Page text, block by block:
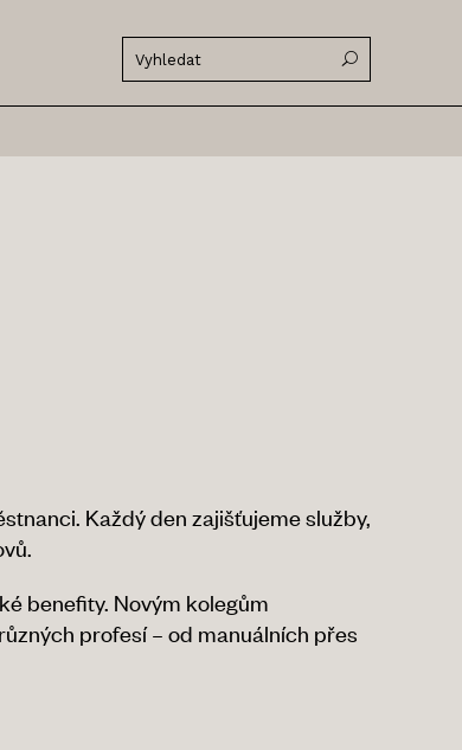
Každý den zajišťujeme služby,
benefity. Novým kolegům
profesí – od manuálních přes